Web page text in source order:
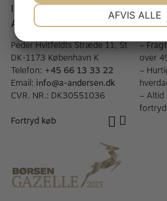
Instrumentmager A.
Andersen
Peder Hvitfeldts Stræde 11, St
DK-1173 København K
Telefon: +45 66 13 33 22
Email: info@a-andersen.dk
CVR. NR.: DK30551036
Fortryd køb
Når
–
over
–
– Altid
AFVIS ALLE